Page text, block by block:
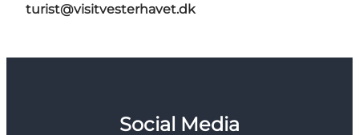
turist@visitvesterhavet.dk
Social Media